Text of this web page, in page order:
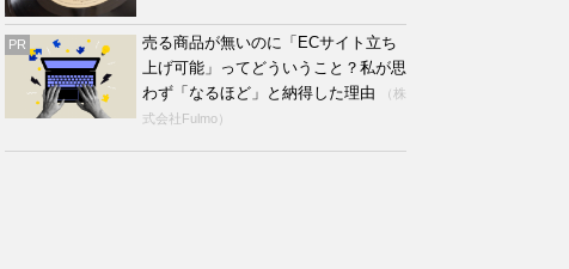
PR
売る商品が無いのに「ECサイト立ち
上げ可能」ってどういうこと？私が思
わず「なるほど」と納得した理由
（株
式会社Fulmo）